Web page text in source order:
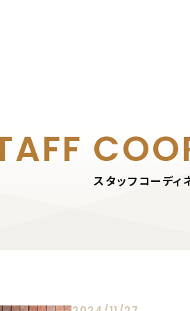
スタッフコーディ